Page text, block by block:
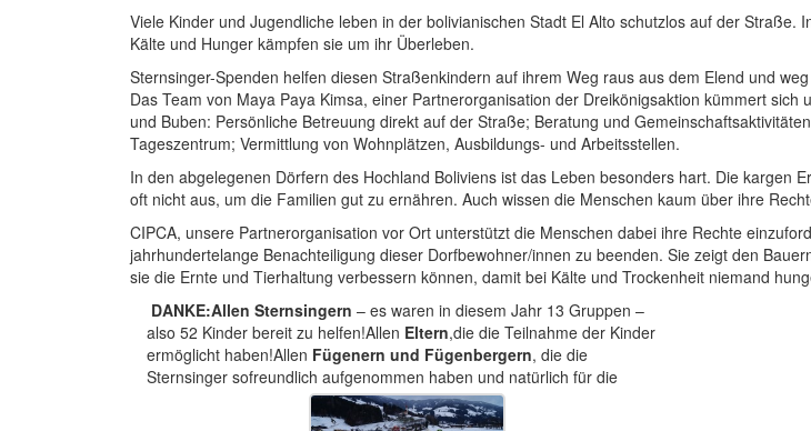
Viele Kinder und Jugendliche leben in der bolivianischen Stadt El Alto schutzlos auf der Straße.
Kälte und Hunger kämpfen sie um ihr Überleben.
Sternsinger-Spenden helfen diesen Straßenkindern auf ihrem Weg raus aus dem Elend und
Das Team von Maya Paya Kimsa, einer Partnerorganisation der Dreikönigsaktion kümmert sich
und Buben: Persönliche Betreuung direkt auf der Straße; Beratung und
Tageszentrum; Vermittlung von Wohnplätzen, Ausbildungs- und Arbeitsstellen.
In den abgelegenen Dörfern des Hochland Boliviens ist das Leben besonders hart. Die kargen
oft nicht aus, um die Familien gut zu ernähren. Auch wissen die Menschen kaum über ihre
CIPCA, unsere Partnerorganisation vor Ort unterstützt die Menschen dabei ihre Rechte
jahrhundertelange Benachteiligung dieser Dorfbewohner/innen zu beenden. Sie zeigt den
sie die Ernte und Tierhaltung verbessern können, damit bei Kälte und Trockenheit niemand
DANKE:Allen Sternsingern – es waren in diesem Jahr 13 Gruppen –
also 52 Kinder bereit zu helfen!Allen Eltern,die die Teilnahme der Kinder
ermöglicht haben!Allen Fügenern und Fügenbergern, die die
Sternsinger sofreundlich aufgenommen haben und natürlich für die